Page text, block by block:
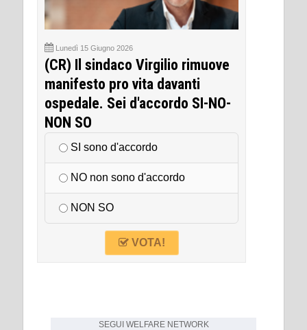
Lunedì 15 Giugno 2026
(CR) Il sindaco Virgilio rimuove
manifesto pro vita davanti
ospedale. Sei d'accordo SI-NO-
NON SO
SI sono d'accordo
NO non sono d'accordo
NON SO
VOTA!
SEGUI WELFARE NETWORK